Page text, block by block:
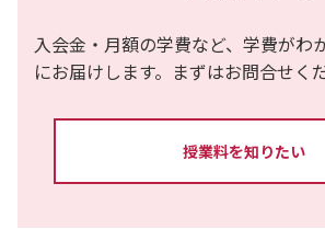
入会金・月額の学費など、学費がわ
にお届けします。まずはお問合せく
授業料を知りたい